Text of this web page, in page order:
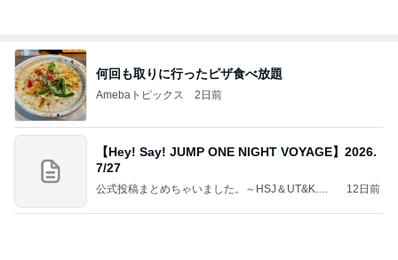
何回も取りに行ったピザ食べ放題
Amebaトピックス 2日前
【Hey! Say! JUMP ONE NIGHT VOYAGE】2026.
7/27
公式投稿まとめちゃいました。～HSJ＆UT&K.O.
12日前